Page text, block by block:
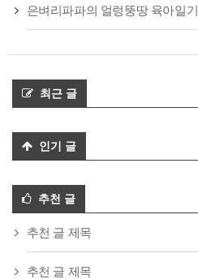
은벼리파파의 얼렁뚱땅 육아일기
최근 글
인기 글
추천 글
추천 글 제목
추천 글 제목